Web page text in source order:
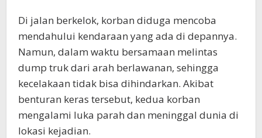
Di jalan berkelok, korban diduga mencoba
mendahului kendaraan yang ada di depannya.
Namun, dalam waktu bersamaan melintas
dump truk dari arah berlawanan, sehingga
kecelakaan tidak bisa dihindarkan. Akibat
benturan keras tersebut, kedua korban
mengalami luka parah dan meninggal dunia di
lokasi kejadian.